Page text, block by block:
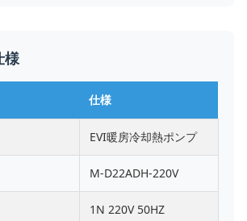
様
仕様
EVI暖房冷却熱ポンプ
M-D22ADH-220V
1N 220V 50HZ